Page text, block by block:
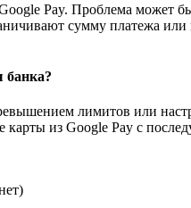
Pay. Проблема может
сумму платежа
банка?
лимитов или
из Google Pay с